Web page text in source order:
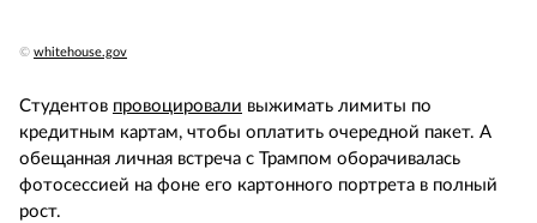
© whitehouse.gov
Студентов провоцировали выжимать лимиты по
кредитным картам, чтобы оплатить очередной пакет. А
обещанная личная встреча с Трампом оборачивалась
фотосессией на фоне его картонного портрета в полный
рост.